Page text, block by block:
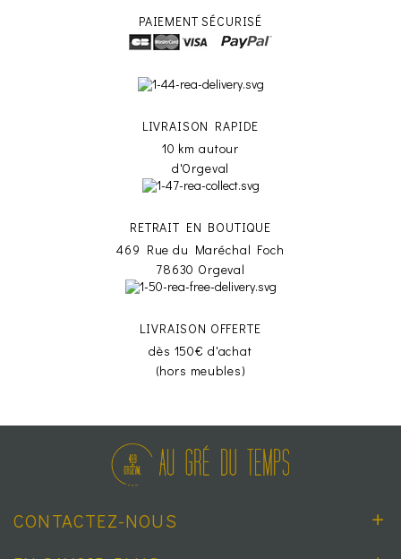
PAIEMENT SÉCURISÉ
LIVRAISON RAPIDE
10 km autour
d'Orgeval
RETRAIT EN BOUTIQUE
469 Rue du Maréchal Foch
78630 Orgeval
LIVRAISON OFFERTE
dès 150€ d'achat
(hors meubles)
CONTACTEZ-NOUS